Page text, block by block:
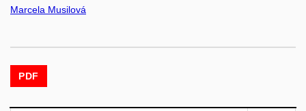
Marcela Musilová
PDF